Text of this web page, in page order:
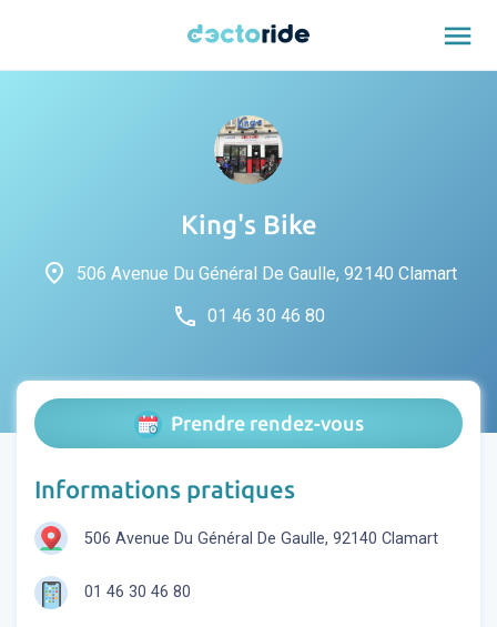
menu
King's Bike
place 506 Avenue Du Général De Gaulle, 92140 Clamart
phone 01 46 30 46 80
Prendre rendez-vous
Informations pratiques
506 Avenue Du Général De Gaulle, 92140 Clamart
01 46 30 46 80